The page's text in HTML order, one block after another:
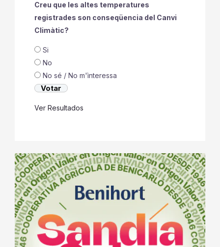
Creu que les altes temperatures
registrades son conseqüencia del Canvi
Climàtic?
Si
No
No sé / No m'ìnteressa
Ver Resultados